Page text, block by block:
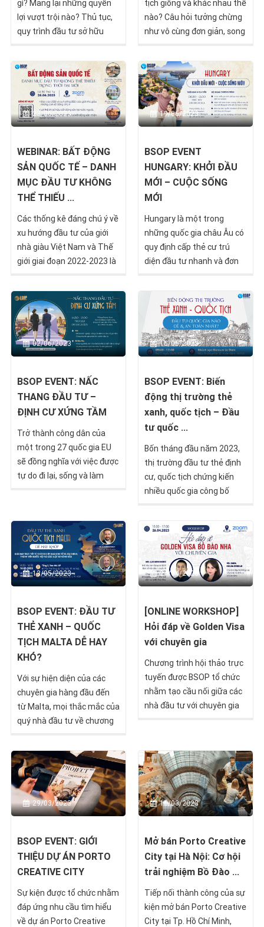
gì? Mang lại những quyền
lợi vượt trội nào? Thủ tục,
quy trình đầu tư sở hữu
được BSOP giải đáp trong
khuôn khổ event đặc biệt
tại TP.HCM vào ngày 29/07
tới, bên cạnh thông tin về
các lộ trình đầu tư quốc
tịch giống và khác nhau thế
nào? Câu hỏi tưởng chừng
như vô cùng đơn giản, song
đúng, đủ, cập nhật nhất.
Qua sự kiện webinar, BSOP
sẽ giúp các nhà đầu tư trả
lời, kèm các phương án đầu
tư tuyệt vời nhất.
23/06/2023
WEBINAR: BẤT ĐỘNG
SẢN QUỐC TẾ – DANH
MỤC ĐẦU TƯ KHÔNG
THỂ THIẾU ...
Các thống kê đáng chú ý về
xu hướng đầu tư của giới
nhà giàu Việt Nam và Thế
giới giai đoạn 2022-2023 là
tìm thấy tại sự kiện
webinar đặc biệt của BSOP.
19/06/2023
BSOP EVENT
HUNGARY: KHỞI ĐẦU
MỚI – CUỘC SỐNG
MỚI
Hungary là một trong
những quốc gia châu Âu có
quy định cấp thẻ cư trú
diện đầu tư nhanh và đơn
thành thỏi nam châm thu
hút người nước ngoài là
điều dễ hiểu.
02/06/2023
BSOP EVENT: NẤC
THANG ĐẦU TƯ –
ĐỊNH CƯ XỨNG TẦM
Trở thành công dân của
một trong 27 quốc gia EU
sẽ đồng nghĩa với việc được
tự do đi lại, sống và làm
16/05/2023
BSOP EVENT: Biến
động thị trường thẻ
xanh, quốc tịch – Đầu
tư quốc ...
Bốn tháng đầu năm 2023,
thị trường đầu tư thẻ định
cư, quốc tịch chứng kiến
nhiều quốc gia công bố
hồ sơ đầu tư...
13/05/2023
BSOP EVENT: ĐẦU TƯ
THẺ XANH – QUỐC
TỊCH MALTA DỄ HAY
KHÓ?
Với sự hiện diện của các
chuyên gia hàng đầu đến
từ Malta, mọi thắc mắc của
quý nhà đầu tư về chương
giải đáp một cách cặn kẽ và
chính thức nhất.
24/04/2023
[ONLINE WORKSHOP]
Hỏi đáp về Golden Visa
với chuyên gia
Chương trình hội thảo trực
tuyến được BSOP tổ chức
nhằm tạo cầu nối giữa các
nhà đầu tư với chuyên gia
chân thực nhất về hiện
trạng cũng như tiềm năng
trong tương lai của chương
trình này.
29/03/2023
BSOP EVENT: GIỚI
THIỆU DỰ ÁN PORTO
CREATIVE CITY
Sự kiện được tổ chức nhằm
đáp ứng nhu cầu tìm hiểu
về dự án Porto Creative
10/03/2023
Mở bán Porto Creative
City tại Hà Nội: Cơ hội
trải nghiệm Bồ Đào ...
Tiếp nối thành công của sự
kiện mở bán Porto Creative
City tại Tp. Hồ Chí Minh,